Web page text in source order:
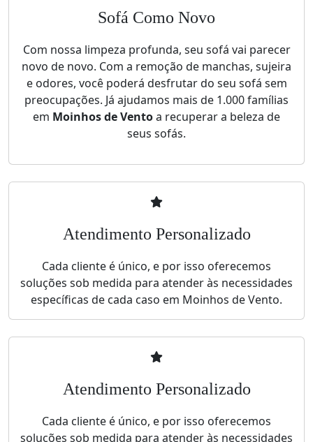
Sofá Como Novo
Com nossa limpeza profunda, seu sofá vai parecer
novo de novo. Com a remoção de manchas, sujeira
e odores, você poderá desfrutar do seu sofá sem
preocupações. Já ajudamos mais de 1.000 famílias
em Moinhos de Ventoa recuperar a beleza de
seus sofás.
Atendimento Personalizado
Cada cliente é único, e por isso oferecemos
soluções sob medida para atender às necessidades
específicas de cada caso em Moinhos de Vento.
Atendimento Personalizado
Cada cliente é único, e por isso oferecemos
soluções sob medida para atender às necessidades